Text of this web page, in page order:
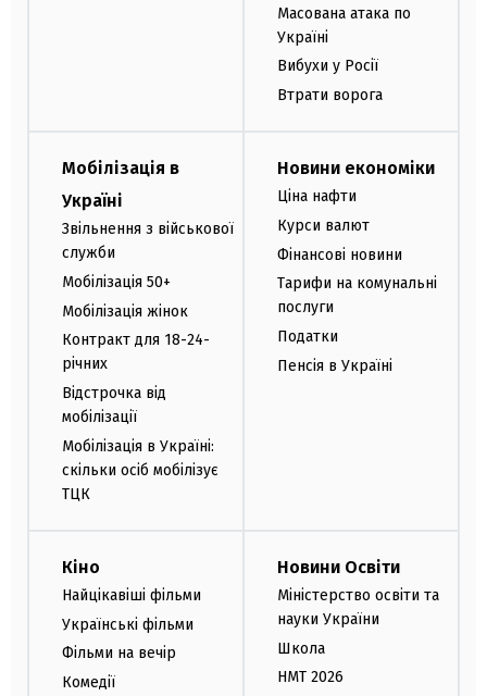
Масована атака по
Україні
Вибухи у Росії
Втрати ворога
Мобілізація в
Україні
Звільнення з військової
служби
Мобілізація 50+
Мобілізація жінок
Контракт для 18-24-
річних
Відстрочка від
мобілізації
Мобілізація в Україні:
скільки осіб мобілізує
ТЦК
Новини економіки
Ціна нафти
Курси валют
Фінансові новини
Тарифи на комунальні
послуги
Податки
Пенсія в Україні
Кіно
Найцікавіші фільми
Українські фільми
Фільми на вечір
Комедії
Новини Освіти
Міністерство освіти та
науки України
Школа
НМТ 2026